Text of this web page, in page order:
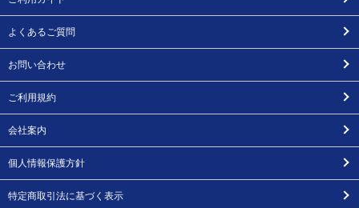
よくあるご質問
お問い合わせ
ご利用規約
会社案内
個人情報保護方針
特定商取引法に基づく表示